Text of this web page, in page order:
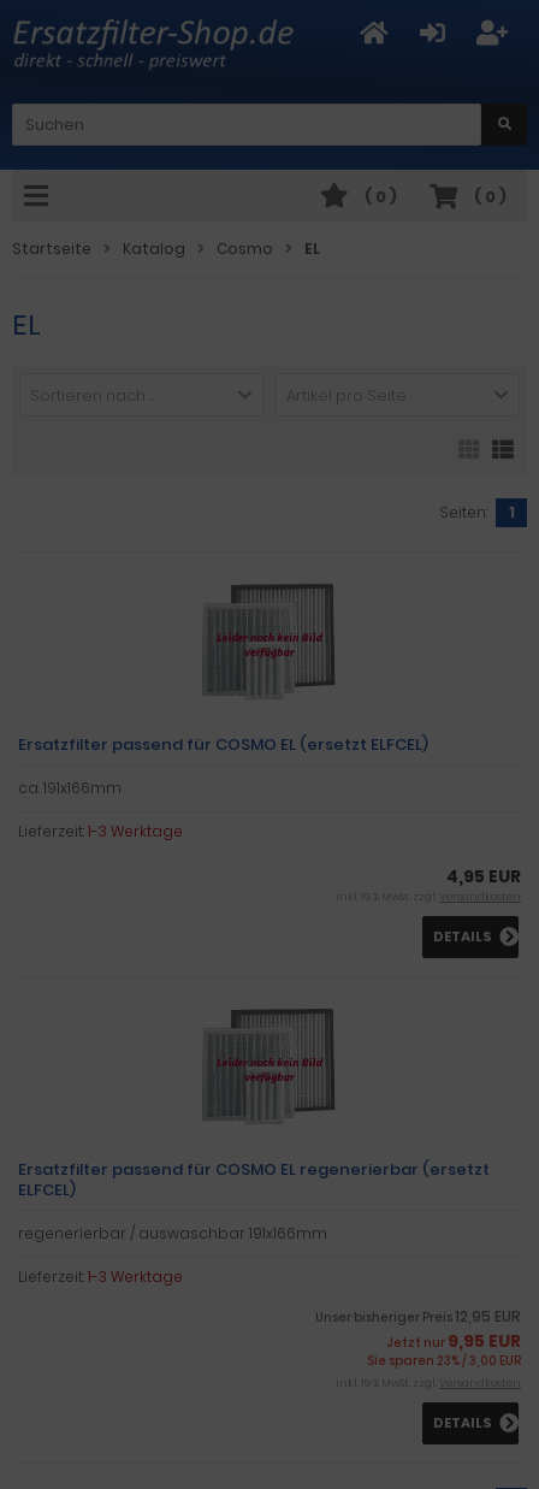
( 0 )
( 0 )
Startseite Katalog Cosmo EL
EL
Sortieren nach ... Artikel pro Seite
Seiten: 1
Ersatzfilter passend für COSMO EL (ersetzt ELFCEL)
ca. 191x166mm
Lieferzeit:1-3 Werktage
4,95 EUR
inkl. 19 % MwSt. zzgl. Versandkosten
DETAILS
Ersatzfilter passend für COSMO EL regenerierbar (ersetzt
ELFCEL)
regenerierbar / auswaschbar 191x166mm
Lieferzeit:1-3 Werktage
Unser bisheriger Preis 12,95 EUR
Jetzt nur 9,95 EUR
Sie sparen 23% / 3,00 EUR
inkl. 19 % MwSt. zzgl. Versandkosten
DETAILS